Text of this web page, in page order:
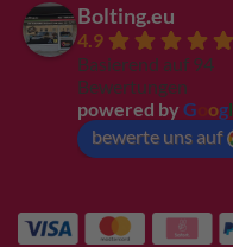
Bolting.eu
4.9
Basierend auf 94
Bewertungen
powered by G ogl
bewerte uns auf